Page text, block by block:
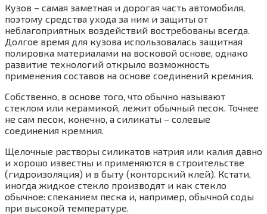
Кузов – самая заметная и дорогая часть автомобиля,
поэтому средства ухода за ним и защиты от
неблагоприятных воздействий востребованы всегда.
Долгое время для кузова использовалась защитная
полировка материалами на восковой основе, однако
развитие технологий открыло возможность
применения составов на основе соединений кремния.
Собственно, в основе того, что обычно называют
стеклом или керамикой, лежит обычный песок. Точнее
не сам песок, конечно, а силикаты – солевые
соединения кремния.
Щелочные растворы силикатов натрия или калия давно
и хорошо известны и применяются в строительстве
(гидроизоляция) и в быту (конторский клей). Кстати,
иногда жидкое стекло производят и как стекло
обычное: спеканием песка и, например, обычной соды
при высокой температуре.